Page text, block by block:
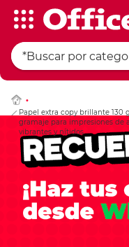
Papel extra copy brillante 130
gramaje para impresiones de
vibrantes y nítidos.